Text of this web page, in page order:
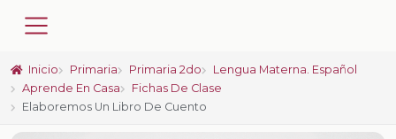
Inicio Primaria Primaria 2do
Lengua Materna. Español
Aprende En Casa
Fichas De Clase
Elaboremos Un Libro De Cuento